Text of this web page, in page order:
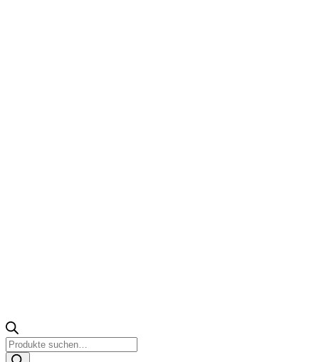
Products
search